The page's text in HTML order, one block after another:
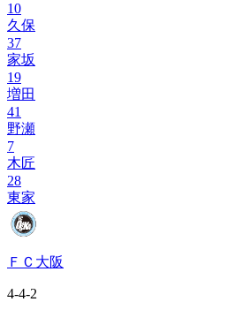
10
久保
37
家坂
19
増田
41
野瀬
7
木匠
28
東家
ＦＣ大阪
4-4-2